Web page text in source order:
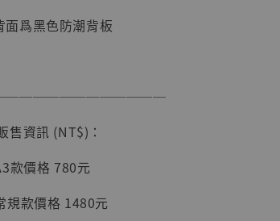
NT$ 1,870
面爲黑色防潮背板
售資訊 (NT$)：
款價格 780元
規款價格 1480元